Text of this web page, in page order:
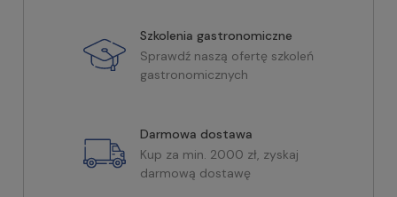
Szkolenia gastronomiczne
Sprawdź naszą ofertę szkoleń
gastronomicznych
Darmowa dostawa
Kup za min. 2000 zł, zyskaj
darmową dostawę